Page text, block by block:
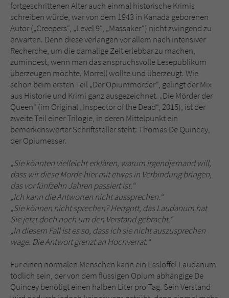
fortgeschrittenen Alter auch einmal historische Krimis
schreiben würde, war von dem 1943 in Kanada geborenen
Autor („Creepers“, „Level 9“, „Massaker“) nicht zwingend zu
erwarten. Denn diese verlangen vor allem nach intensiver
Recherche, um die damalige Zeit erlebbar zu machen,
zumindest, wenn man das anspruchsvolle Lesepublikum
überzeugen möchte. Morrell wollte und überzeugt. Wie
schon beim ersten Teil „Der Opiummörder“, gelingt der Mix
aus Historie und Krimi ganz ausgezeichnet. „Die Mörder der
Queen“ (im Original „Inspector of the Dead“, 2015), ist der
zweite Teil einer Trilogie, in deren Mittelpunkt ein
bemerkenswerter Schriftsteller steht: Thomas De Quincey,
der Opiumesser.
„Sie könnten vielleicht erklären, warum irgendjemand will,
dass wir diese Morde hier mit etwas in Verbindung bringen,
das vor fünfzehn Jahren passiert ist.“
„Ich kann die Antworten nicht aussprechen.“
„Sie können nicht sprechen? Herrgott, das Laudanum hat
Sie jetzt doch noch um den Verstand gebracht.“
„In diesem Fall ist es so, dass ich sie nicht auszusprechen
wage. Die Antwort grenzt an Hochverrat.“
Für einen normalen Menschen kann ein Esslöffel Laudanum
tödlich sein, der von dem flüssigen Opium abhängige De
Quincey benötigt einen halben Liter pro Tag. Sein Verstand